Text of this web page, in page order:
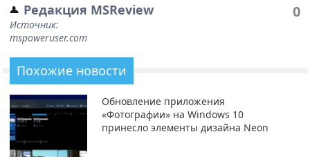
Редакция MSReview
Источник:
mspoweruser.com
0
Похожие новости
Обновление приложения
«Фотографии» на Windows 10
принесло элементы дизайна Neon